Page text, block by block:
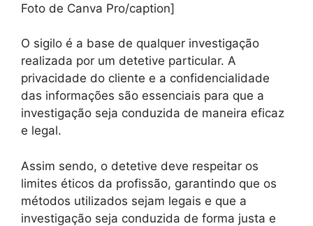
Foto de Canva Pro/caption]
O sigilo é a base de qualquer investigação
realizada por um detetive particular. A
privacidade do cliente e a confidencialidade
das informações são essenciais para que a
investigação seja conduzida de maneira eficaz
e legal.
Assim sendo, o detetive deve respeitar os
limites éticos da profissão, garantindo que os
métodos utilizados sejam legais e que a
investigação seja conduzida de forma justa e